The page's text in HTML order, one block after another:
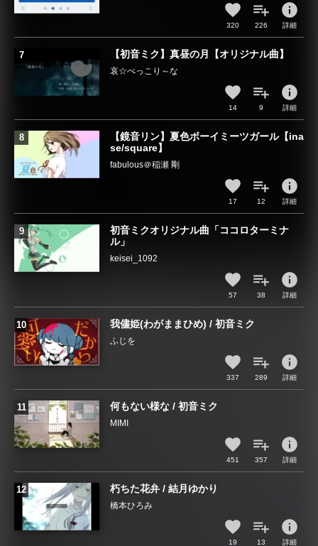
320 226
info
詳細
【初音ミク】真昼の月【オリジナル曲】
哀☆ぺっこり～な
14 9
info
詳細
【鏡音リン】夏色ボーイミーツガール【ina
se/square】
fabulous＠稲瀬 剛
17 12
info
詳細
初音ミクオリジナル曲「ココロターミナ
ル」
keisei_1092
57 38
info
詳細
我儘姫(わがままひめ) / 初音ミク
ふじを
337 289
info
詳細
何もない様な / 初音ミク
MIMI
451 357
info
詳細
朽ちた花弁 / 結月ゆかり
橋本ひろみ
19 13
info
詳細